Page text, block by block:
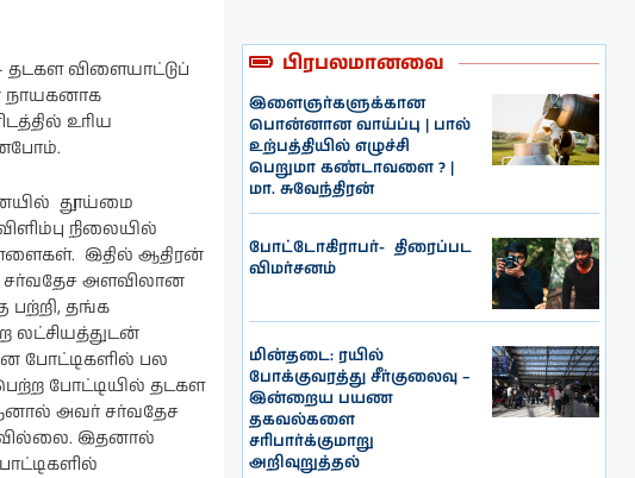
தடகள விளையாட்டுப்
நாயகனாக
உரிய
தூய்மை
நிலையில்
இதில் ஆதிரன்
சர்வதேச அளவிலான
பற்றி, தங்க
லட்சியத்துடன்
போட்டிகளில் பல
போட்டியில் தடகள
அவர் சர்வதேச
இதனால்
பிரபலமானவை
இளைஞர்களுக்கான
பொன்னான வாய்ப்பு | பால்
உற்பத்தியில் எழுச்சி
பெறுமா கண்டாவளை ? |
மா. சுவேந்திரன்
போட்டோகிராபர்- ‌ திரைப்பட
விமர்சனம்
மின்தடை: ரயில்
போக்குவரத்து சீர்குலைவு –
இன்றைய பயண
தகவல்களை
சரிபார்க்குமாறு
அறிவுறுத்தல்